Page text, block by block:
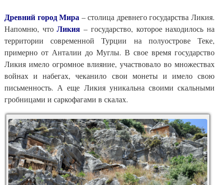
Древний город Мира – столица древнего государства Ликия.
Напомню, чтоЛикия – государство, которое находилось на
территории современной Турции на полуострове Теке,
примерно от Анталии до Муглы. В свое время государство
Ликия имело огромное влияние, участвовало во множествах
войнах и набегах, чеканило свои монеты и имело свою
письменность. А еще Ликия уникальна своими скальными
гробницами и саркофагами в скалах.